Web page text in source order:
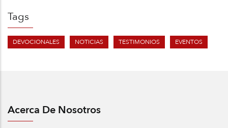
Tags
DEVOCIONALES NOTICIAS TESTIMONIOS EVENTOS
Acerca De Nosotros